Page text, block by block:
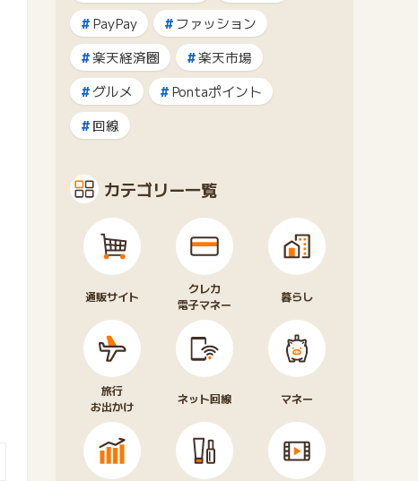
PayPay
ファッション
楽天経済圏
楽天市場
グルメ
Pontaポイント
回線
カテゴリー一覧
通販サイト
クレカ
電子マネー
暮らし
旅行
お出かけ
ネット回線 マネー